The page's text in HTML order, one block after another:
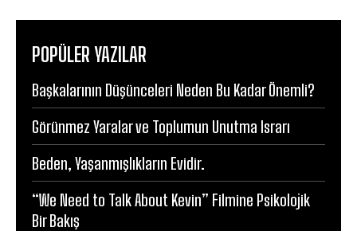
POPÜLER YAZILAR
Başkalarının Düşünceleri Neden Bu Kadar Önemli?
Görünmez Yaralar ve Toplumun Unutma Israrı
Beden, Yaşanmışlıkların Evidir.
“We Need to Talk About Kevin” Filmine Psikolojik
Bir Bakış